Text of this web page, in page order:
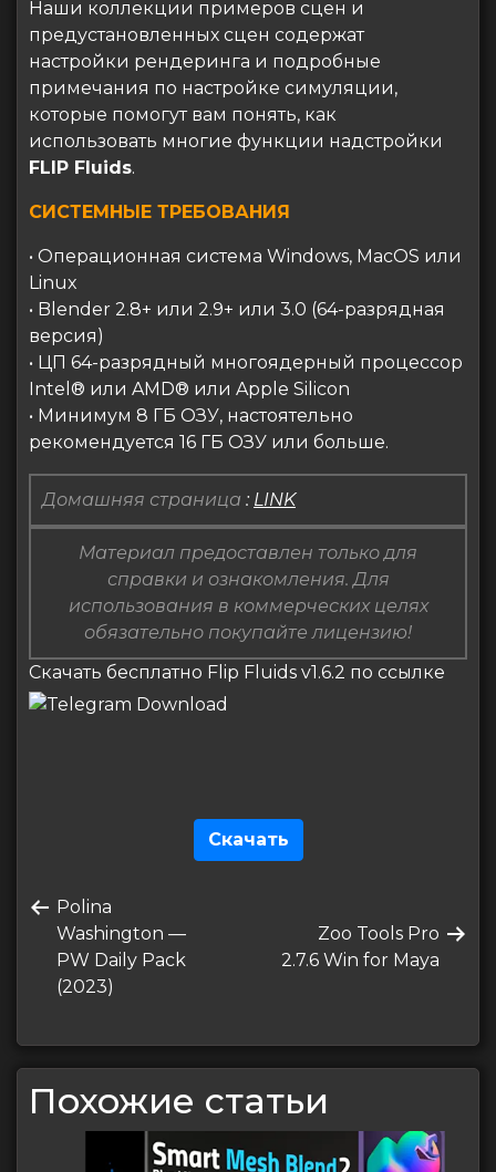
Наши коллекции примеров сцен и
предустановленных сцен содержат
настройки рендеринга и подробные
примечания по настройке симуляции,
которые помогут вам понять, как
использовать многие функции надстройки
FLIP Fluids.
СИСТЕМНЫЕ ТРЕБОВАНИЯ
• Операционная система Windows, MacOS или
Linux
• Blender 2.8+ или 2.9+ или 3.0 (64-разрядная
версия)
• ЦП 64-разрядный многоядерный процессор
Intel® или AMD® или Apple Silicon
• Минимум 8 ГБ ОЗУ, настоятельно
рекомендуется 16 ГБ ОЗУ или больше.
Домашняя страница : LINK
Материал предоставлен только для
справки и ознакомления. Для
использования в коммерческих целях
обязательно покупайте лицензию!
Скачать бесплатно Flip Fluids v1.6.2 по ссылке
Скачать
по
записям
Предыдущая
запись
Polina
Washington —
PW Daily Pack
(2023)
Следующая
запись
Zoo Tools Pro
2.7.6 Win for Maya
Похожие статьи